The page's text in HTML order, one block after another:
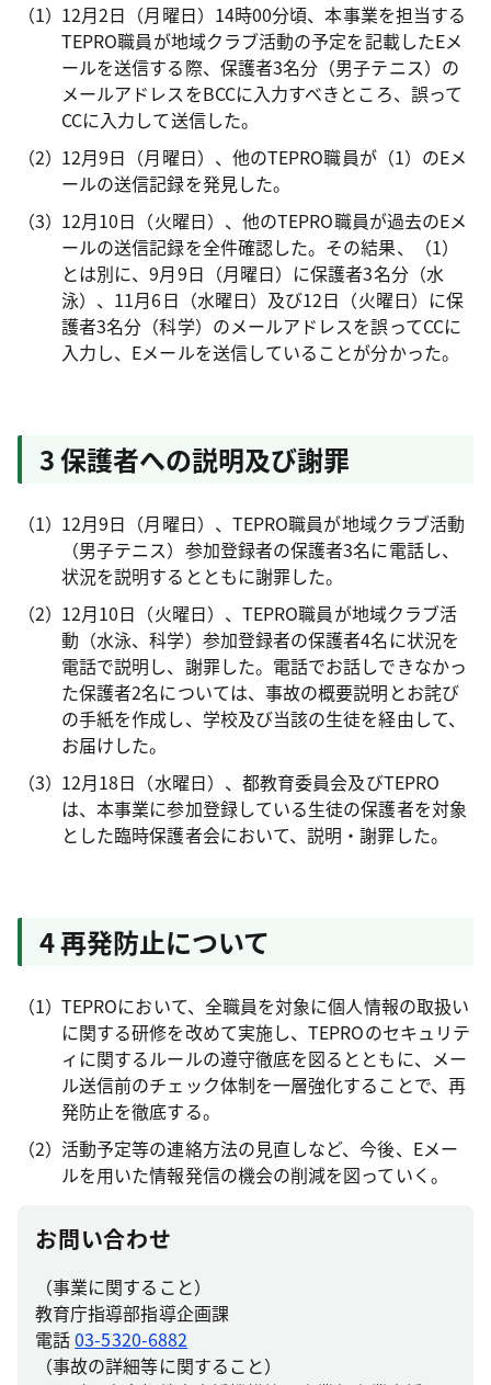
12月2日（月曜日）14時00分頃、本事業を担当する
TEPRO職員が地域クラブ活動の予定を記載したEメ
ールを送信する際、保護者3名分（男子テニス）の
メールアドレスをBCCに入力すべきところ、誤って
CCに入力して送信した。
12月9日（月曜日）、他のTEPRO職員が（1）のEメ
ールの送信記録を発見した。
12月10日（火曜日）、他のTEPRO職員が過去のEメ
ールの送信記録を全件確認した。その結果、（1）
とは別に、9月9日（月曜日）に保護者3名分（水
泳）、11月6日（水曜日）及び12日（火曜日）に保
護者3名分（科学）のメールアドレスを誤ってCCに
入力し、Eメールを送信していることが分かった。
3 保護者への説明及び謝罪
12月9日（月曜日）、TEPRO職員が地域クラブ活動
（男子テニス）参加登録者の保護者3名に電話し、
状況を説明するとともに謝罪した。
12月10日（火曜日）、TEPRO職員が地域クラブ活
動（水泳、科学）参加登録者の保護者4名に状況を
電話で説明し、謝罪した。電話でお話しできなかっ
た保護者2名については、事故の概要説明とお詫び
の手紙を作成し、学校及び当該の生徒を経由して、
お届けした。
12月18日（水曜日）、都教育委員会及びTEPRO
は、本事業に参加登録している生徒の保護者を対象
とした臨時保護者会において、説明・謝罪した。
4 再発防止について
TEPROにおいて、全職員を対象に個人情報の取扱い
に関する研修を改めて実施し、TEPROのセキュリテ
ィに関するルールの遵守徹底を図るとともに、メー
ル送信前のチェック体制を一層強化することで、再
発防止を徹底する。
活動予定等の連絡方法の見直しなど、今後、Eメー
ルを用いた情報発信の機会の削減を図っていく。
お問い合わせ
（事業に関すること）
教育庁指導部指導企画課
電話03-5320-6882
（事故の詳細等に関すること）